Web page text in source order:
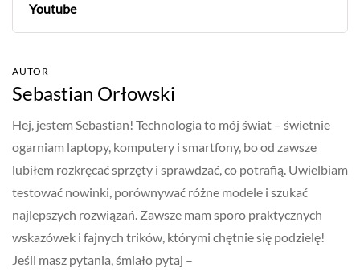
Youtube
AUTOR
Sebastian Orłowski
Hej, jestem Sebastian! Technologia to mój świat – świetnie
ogarniam laptopy, komputery i smartfony, bo od zawsze
lubiłem rozkręcać sprzęty i sprawdzać, co potrafią. Uwielbiam
testować nowinki, porównywać różne modele i szukać
najlepszych rozwiązań. Zawsze mam sporo praktycznych
wskazówek i fajnych trików, którymi chętnie się podzielę!
Jeśli masz pytania, śmiało pytaj –